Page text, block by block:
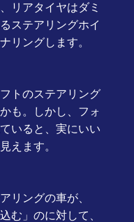
リアタイヤはダミ
ステアリングホイ
リングします。
トのステアリング
も。しかし、フォ
いると、実にいい
えます。
リングの車が、
む」のに対して、